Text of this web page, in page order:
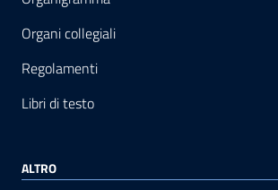
Organi collegiali
Regolamenti
Libri di testo
ALTRO